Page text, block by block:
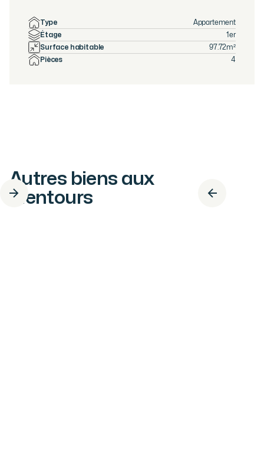
Type
Appartement
Étage
1er
Surface habitable
97.72m²
Pièces
4
Autres biens aux
alentours